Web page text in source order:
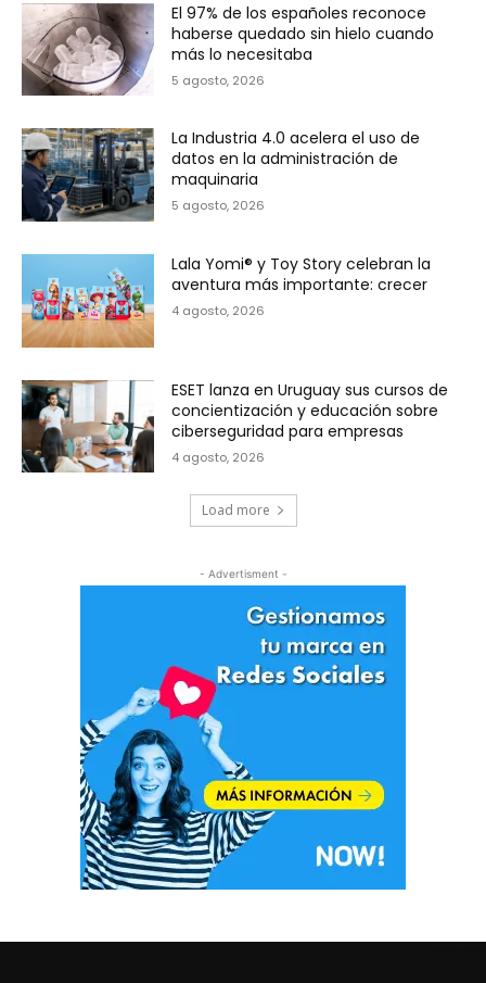
El 97% de los españoles reconoce
haberse quedado sin hielo cuando
más lo necesitaba
5 agosto, 2026
La Industria 4.0 acelera el uso de
datos en la administración de
maquinaria
5 agosto, 2026
Lala Yomi® y Toy Story celebran la
aventura más importante: crecer
4 agosto, 2026
ESET lanza en Uruguay sus cursos de
concientización y educación sobre
ciberseguridad para empresas
4 agosto, 2026
Load more
- Advertisment -